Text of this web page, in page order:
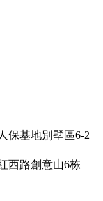
保基地別墅區6-2
西路創意山6栋